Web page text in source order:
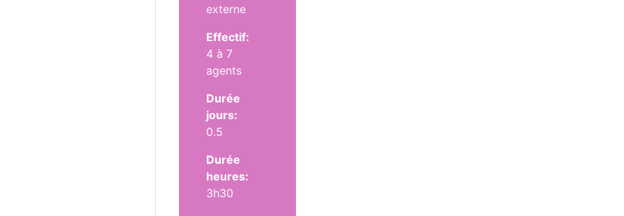
externe
Effectif:
4 à 7
agents
Durée
jours:
0.5
Durée
heures:
3h30